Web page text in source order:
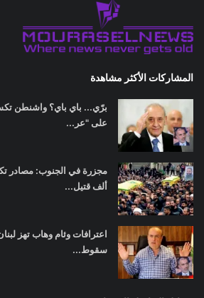
المشاركات الأكثر مشاهدة
برّي... باي باي؟ واشنطن
على "عر...
ألف قتيل...
اعترافات وئام وهاب تهز
سقوط...